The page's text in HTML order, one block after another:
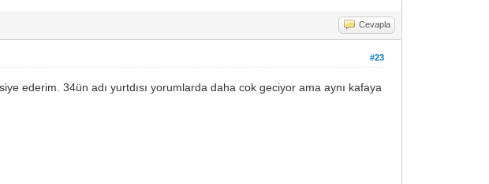
Cevapla
#23
ederim. 34ün adı yurtdısı yorumlarda daha cok geciyor ama aynı kafaya